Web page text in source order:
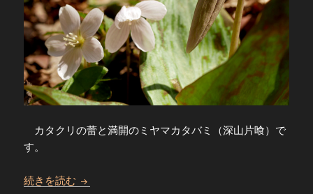
カタクリの蕾と満開のミヤマカタバミ（深山片喰）で
す。
続きを読む 小塩山 イワナシとカタクリの花 2025